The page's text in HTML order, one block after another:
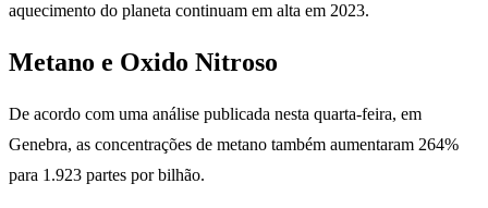
aquecimento do planeta continuam em alta em 2023.
Metano e Oxido Nitroso
De acordo com uma análise publicada nesta quarta-feira, em
Genebra, as concentrações de metano também aumentaram 264%
para 1.923 partes por bilhão.